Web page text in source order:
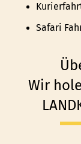
Safari
Wir